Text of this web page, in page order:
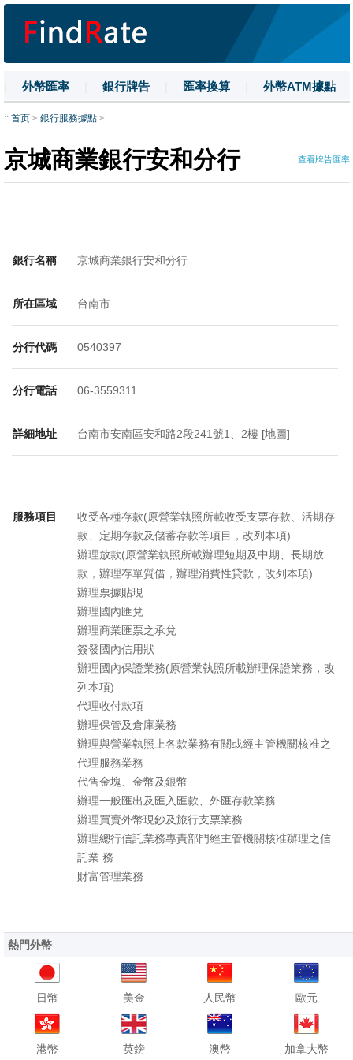
外幣匯率 銀行牌告 匯率換算 外幣ATM據點
| 名詞解釋 | 換匯技巧
:: 首页 > 銀行服務據點 >
京城商業銀行安和分行 查看牌告匯率
銀行名稱 京城商業銀行安和分行
所在區域 台南市
分行代碼 0540397
分行電話 06-3559311
詳細地址 台南市安南區安和路2段241號1、2樓 [地圖]
服務項目
收受各種存款(原營業執照所載收受支票存款、活期存
款、定期存款及儲蓄存款等項目，改列本項)
辦理放款(原營業執照所載辦理短期及中期、長期放
款，辦理存單質借，辦理消費性貸款，改列本項)
辦理票據貼現
辦理國內匯兌
辦理商業匯票之承兌
簽發國內信用狀
辦理國內保證業務(原營業執照所載辦理保證業務，改
列本項)
代理收付款項
辦理保管及倉庫業務
辦理與營業執照上各款業務有關或經主管機關核准之
代理服務業務
代售金塊、金幣及銀幣
辦理一般匯出及匯入匯款、外匯存款業務
辦理買賣外幣現鈔及旅行支票業務
辦理總行信託業務專責部門經主管機關核准辦理之信
託業 務
財富管理業務
熱門外幣
日幣 美金 人民幣 歐元
港幣 英鎊 澳幣 加拿大幣